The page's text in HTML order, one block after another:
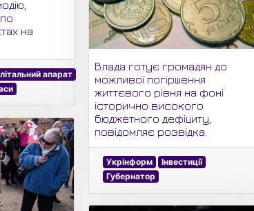
на
апарат
Влада готує громадян до
можливої погіршення
життєвого рівня на фоні
історично високого
бюджетного дефіциту,
повідомляє розвідка.
Укрінформ
Інвестиції
Губернатор